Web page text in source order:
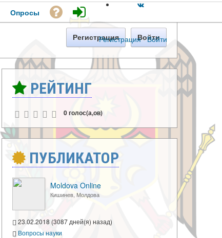
Регистрация · Войти
Опросы
Регистрация Войти
РЕЙТИНГ
0 голос(а,ов)
ПУБЛИКАТОР
Moldova Online
Кишинев, Молдова
23.02.2018 (3087 дней(я) назад)
Вопросы науки